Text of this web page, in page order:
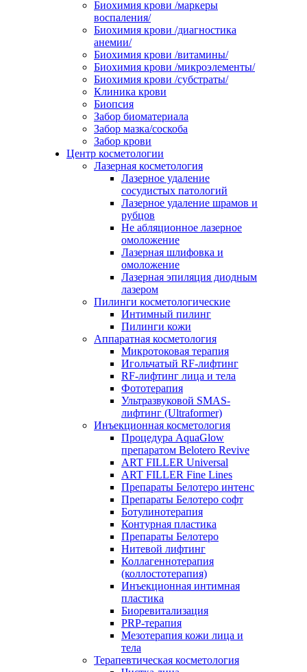
Биохимия крови /маркеры
воспаления/
Биохимия крови /диагностика
анемии/
Биохимия крови /витамины/
Биохимия крови /микроэлементы/
Биохимия крови /субстраты/
Клиника крови
Биопсия
Забор биоматериала
Забор мазка/соскоба
Забор крови
Центр косметологии
Лазерная косметология
Лазерное удаление
сосудистых патологий
Лазерное удаление шрамов и
рубцов
Не абляционное лазерное
омоложение
Лазерная шлифовка и
омоложение
Лазерная эпиляция диодным
лазером
Пилинги косметологические
Интимный пилинг
Пилинги кожи
Аппаратная косметология
Микротоковая терапия
Игольчатый RF-лифтинг
RF-лифтинг лица и тела
Фототерапия
Ультразвуковой SMAS-
лифтинг (Ultraformer)
Инъекционная косметология
Процедура AquaGlow
препаратом Belotero Revive
ART FILLER Universal
ART FILLER Fine Lines
Препараты Белотеро интенс
Препараты Белотеро софт
Ботулинотерапия
Контурная пластика
Препараты Белотеро
Нитевой лифтинг
Коллагеннотерапия
(коллостотерапия)
Инъекционная интимная
пластика
Биоревитализация
PRP-терапия
Мезотерапия кожи лица и
тела
Терапевтическая косметология